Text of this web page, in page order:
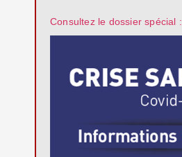
Consultez le dossier spécial :